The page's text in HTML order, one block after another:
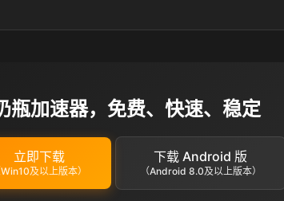
瓶加速器，免费、快速、稳定
立即下载
Win10及以上版本）
下载 Android 版
（Android 8.0及以上版本）